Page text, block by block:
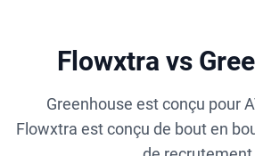
Flowxtra vs
Greenhouse est conçu pour
Flowxtra est conçu de bout en